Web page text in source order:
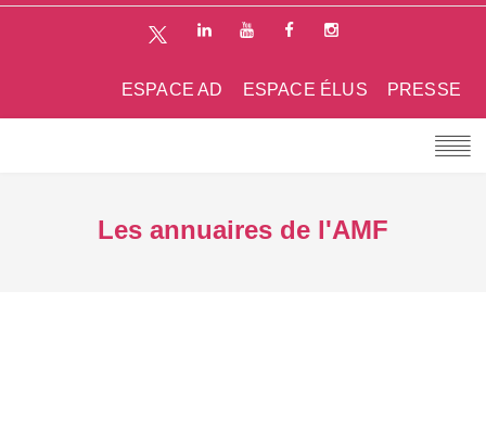
PRESSE
ESPACE ÉLUS
ESPACE AD
Les annuaires de l'AMF